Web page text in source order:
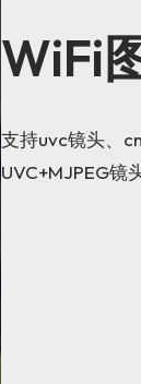
WiFi
支持uvc镜头、
UVC+MJPEG镜